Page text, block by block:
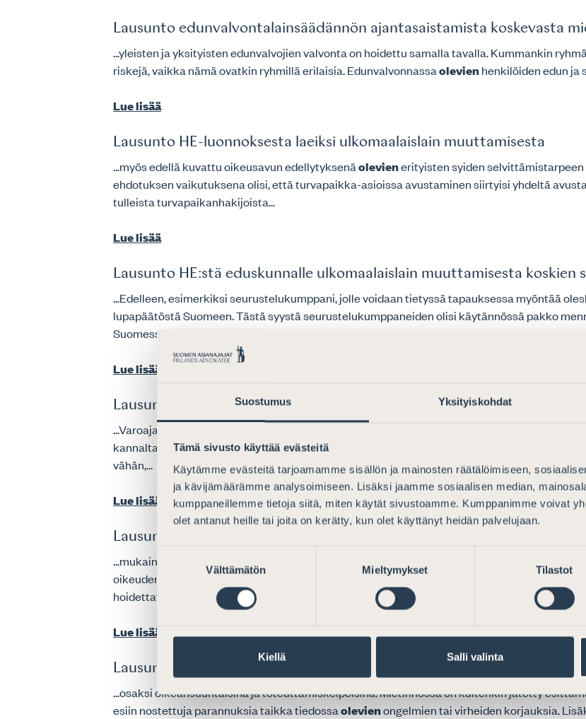
Suostumus Yksityiskohdat
Tämä sivusto käyttää evästeitä
Käytämme evästeitä tarjoamamme sisällön ja mainosten räätälöimiseen,
ja kävijämäärämme analysoimiseen. Lisäksi jaamme sosiaalisen median,
kumppaneillemme tietoja siitä, miten käytät sivustoamme. Kumppanimme voivat
olet antanut heille tai joita on kerätty, kun olet käyttänyt heidän palvelujaan.
Välttämätön Mieltymykset Tilastot
Kiellä Salli valinta
Lausunto edunvalvontalainsäädännön ajantasaistamista koskevasta
...yleisten ja yksityisten edunvalvojien valvonta on hoidettu samalla tavalla. Kummankin
riskejä, vaikka nämä ovatkin ryhmillä erilaisia. Edunvalvonnassaolevienhenkilöiden edun ja
Lue lisää
Lausunto HE-luonnoksesta laeiksi ulkomaalaislain muuttamisesta
...myös edellä kuvattu oikeusavun edellytyksenäolevienerityisten syiden
ehdotuksen vaikutuksena olisi, että turvapaikka-asioissa avustaminen siirtyisi yhdeltä
tulleista turvapaikanhakijoista...
Lue lisää
Lausunto HE:stä eduskunnalle ulkomaalaislain muuttamisesta
...Edelleen, esimerkiksi seurustelukumppani, jolle voidaan tietyssä tapauksessa myöntää
lupapäätöstä Suomeen. Tästä syystä seurustelukumppaneiden olisi käytännössä pakko
Suomessa. Asianajajaliitto...
Lue lisää
Lausunto ehdotuksesta hallituksen esitykseksi eduskunnalle
...Varoajasta luopumisen riskejä on arvioitava suhteessa luopumisesta aiheutuviin hyötyihin
kannalta merkittävä seikka on se, että voimassa
lakien soveltamiskäytännössä
vähän,...
Lue lisää
Lausunto oikeudenkäyntikuluja riita-asioissa koskevasta arviomuistiosta
...mukainen. Tämä yleisellä tasolla todennäköisesti alentaisi oikeudenkäyntikulujen määrää
oikeudenkäyntiasiamiesten elinkeinon kannalta muutos merkitsisi sitä, että heidän olisi
hoidettavanaan
olevien juttujen määrää ja samalla...
Lue lisää
Lausunto työryhmän mietinnöstä Osakeyhtiölain ja osuuskuntalain
...osaksi oikeansuuntaisina ja toteuttamiskelpoisina. Mietinnössä on kuitenkin jätetty
esiin nostettuja parannuksia taikka tiedossaolevienongelmien tai virheiden korjauksia.